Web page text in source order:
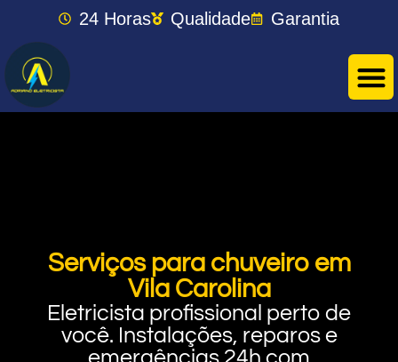
24 Horas Qualidade Garantia
Serviços para chuveiro em
Vila Carolina
Eletricista profissional perto de
você. Instalações, reparos e